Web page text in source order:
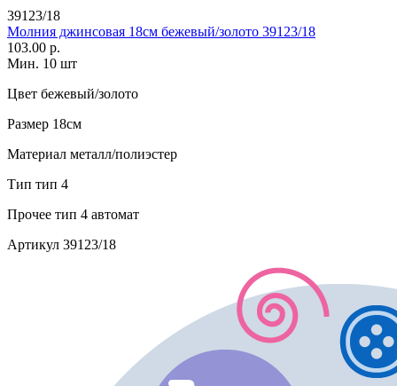
39123/18
Молния джинсовая 18см бежевый/золото 39123/18
103.00 р.
Мин. 10 шт
Цвет бежевый/золото
Размер 18см
Материал металл/полиэстер
Тип тип 4
Прочее тип 4 автомат
Артикул 39123/18